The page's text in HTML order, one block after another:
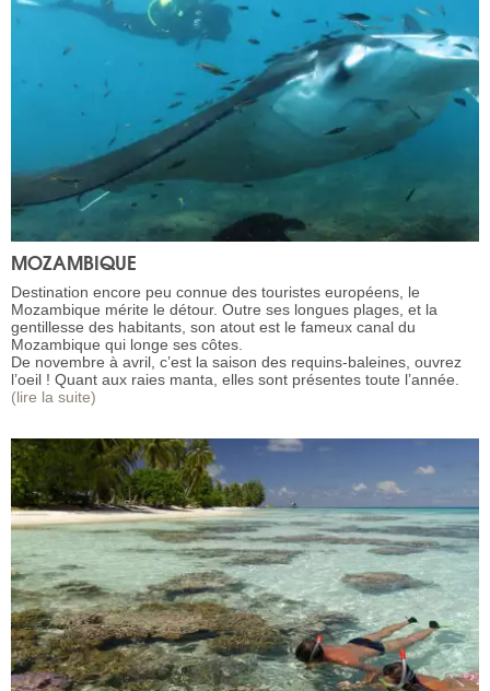
MOZAMBIQUE
Destination encore peu connue des touristes européens, le
Mozambique mérite le détour. Outre ses longues plages, et la
gentillesse des habitants, son atout est le fameux canal du
Mozambique qui longe ses côtes.
De novembre à avril, c’est la saison des requins-baleines, ouvrez
l’oeil ! Quant aux raies manta, elles sont présentes toute l’année.
(lire la suite)